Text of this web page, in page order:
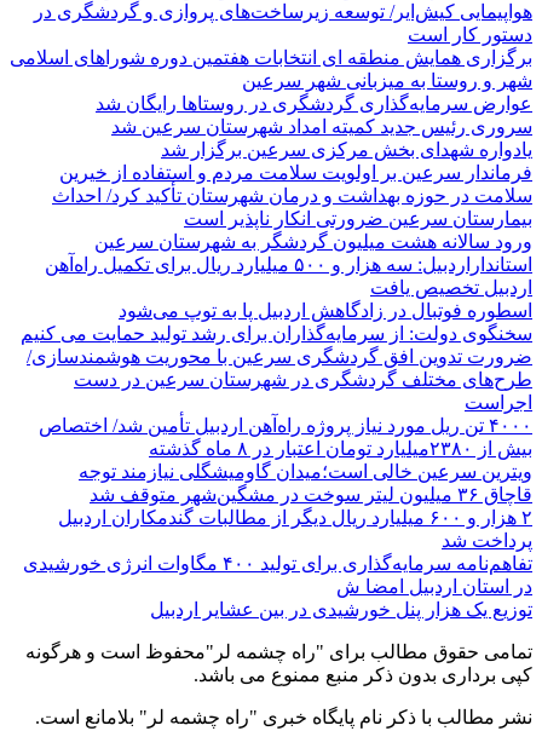
هواپیمایی کیش‌ایر/ توسعه زیرساخت‌های پروازی و گردشگری در
دستور کار است
برگزاری همایش منطقه ای انتخابات هفتمین دوره شوراهای اسلامی
شهر و روستا به میزبانی شهر سرعین
عوارض سرمایه‌گذاری گردشگری در روستاها رایگان شد
سروری رئیس جدید کمیته امداد شهرستان سرعین شد
یادواره شهدای بخش مرکزی سرعین برگزار شد
فرماندار سرعین بر اولویت سلامت مردم و استفاده از خیرین
سلامت در حوزه بهداشت و درمان شهرستان تأکید کرد/ احداث
بیمارستان سرعین ضرورتی انکار ناپذیر است
ورود سالانه هشت میلیون گردشگر به شهرستان سرعین
استانداراردبیل: سه هزار و ۵۰۰ میلیارد ریال برای تکمیل راه‌آهن
اردبیل تخصیص یافت
اسطوره فوتبال در زادگاهش اردبیل پا به توپ می‌شود
سخنگوی دولت: از سرمایه‌گذاران برای رشد تولید حمایت می کنیم
ضرورت تدوین افق گردشگری سرعین با محوریت هوشمندسازی/
طرح‌های مختلف گردشگری در شهرستان سرعین در دست
اجراست
۴۰۰۰ تن ریل مورد نیاز پروژه راه‌آهن اردبیل تأمین شد/ اختصاص
بیش از ۲۳۸۰میلیارد تومان اعتبار در ۸ ماه گذشته
ویترین سرعین خالی است؛میدان گاومیشگلی نیازمند توجه
قاچاق ۳۶ میلیون لیتر سوخت در مشگین‌شهر متوقف شد
۲ هزار و ۶۰۰‌ میلیارد ریال دیگر از مطالبات گندمکاران اردبیل
پرداخت شد
تفاهم‌نامه سرمایه‌گذاری برای تولید ۴۰۰ مگاوات انرژی خورشیدی
در استان اردبیل امضا ش
توزیع یک هزار پنل خورشیدی در بین عشایر اردبیل
تمامی حقوق مطالب برای "راه چشمه لر"محفوظ است و هرگونه
کپی برداری بدون ذکر منبع ممنوع می باشد.
نشر مطالب با ذکر نام پایگاه خبری "راه چشمه لر" بلامانع است.